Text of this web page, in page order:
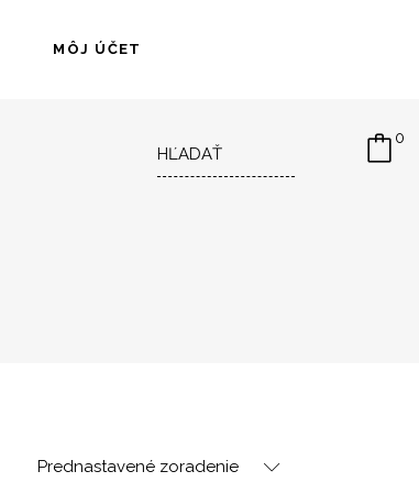
MÔJ ÚČET
0
Prednastavené zoradenie